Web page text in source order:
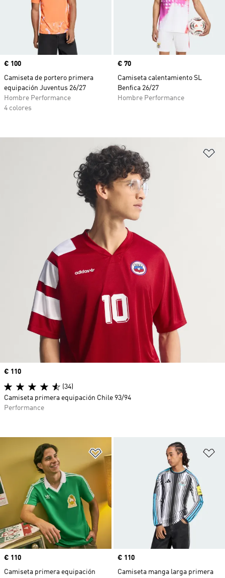
Precio
€ 100
Camiseta de portero primera
equipación Juventus 26/27
Hombre Performance
4 colores
Precio
€ 70
Camiseta calentamiento SL
Benfica 26/27
Hombre Performance
Añadir a la lista de deseos
Precio
€ 110
Camiseta primera equipación
Precio
€ 110
Camiseta manga larga primera
Precio
€ 110
(34)
Camiseta primera equipación Chile 93/94
Performance